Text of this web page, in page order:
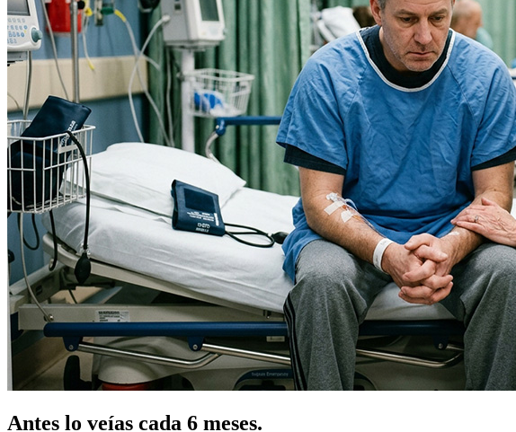
Antes lo veías cada 6 meses.